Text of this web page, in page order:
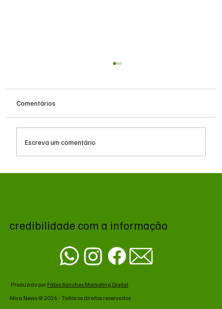
Comentários
Escreva um comentário
credibilidade com a informação
Produzido por Fábio Sanches Marketing Digital
Ativa News © 2026 - Todos os direitos reservados